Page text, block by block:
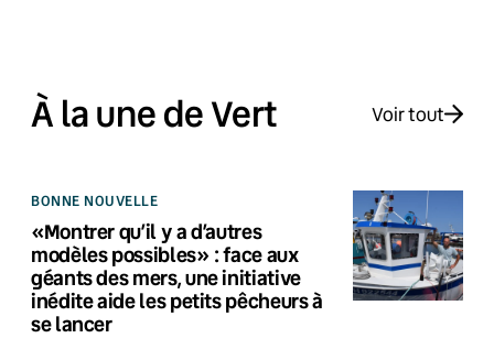
À la une de Vert Voir tout
BONNE NOUVELLE
«Montrer qu’il y a d’autres
modèles possibles» : face aux
géants des mers, une initiative
inédite aide les petits pêcheurs à
se lancer